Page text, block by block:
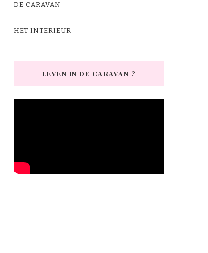
DE CARAVAN
HET INTERIEUR
LEVEN IN DE CARAVAN ?